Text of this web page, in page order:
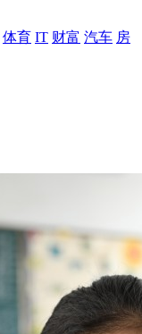
体育 IT 财富 汽车 房